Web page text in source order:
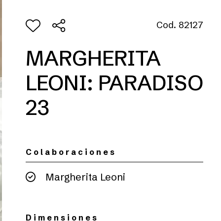
Cod. 82127
MARGHERITA
LEONI: PARADISO
23
Colaboraciones
Margherita Leoni
Dimensiones